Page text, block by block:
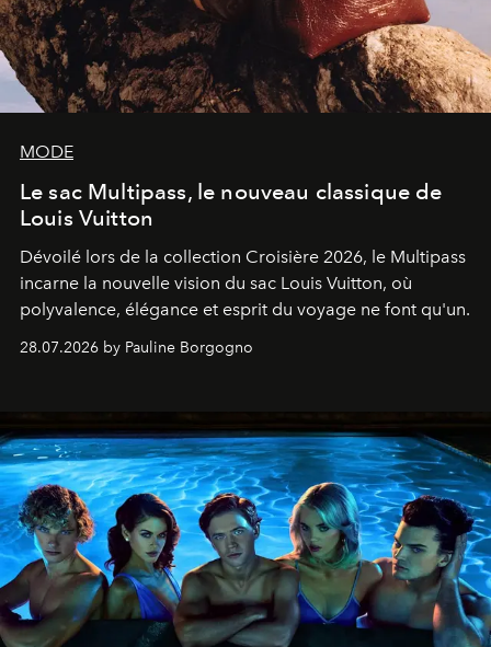
MODE
Le sac Multipass, le nouveau classique de
Louis Vuitton
Dévoilé lors de la collection Croisière 2026, le Multipass
incarne la nouvelle vision du sac Louis Vuitton, où
polyvalence, élégance et esprit du voyage ne font qu'un.
28.07.2026 by Pauline Borgogno